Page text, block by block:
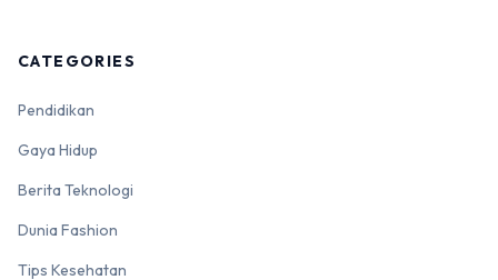
CATEGORIES
Pendidikan
Gaya Hidup
Berita Teknologi
Dunia Fashion
Tips Kesehatan